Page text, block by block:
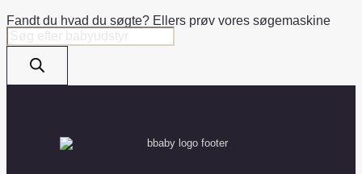
Fandt du hvad du søgte? Ellers prøv vores søgemaskine
Products
search